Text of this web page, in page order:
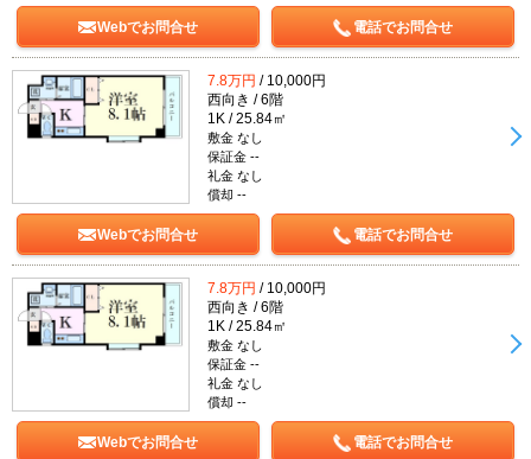
Webでお問合せ 電話でお問合せ
7.8万円 / 10,000円
西向き / 6階
1K / 25.84㎡
敷金 なし
保証金 --
礼金 なし
償却 --
Webでお問合せ 電話でお問合せ
7.8万円 / 10,000円
西向き / 6階
1K / 25.84㎡
敷金 なし
保証金 --
礼金 なし
償却 --
Webでお問合せ 電話でお問合せ